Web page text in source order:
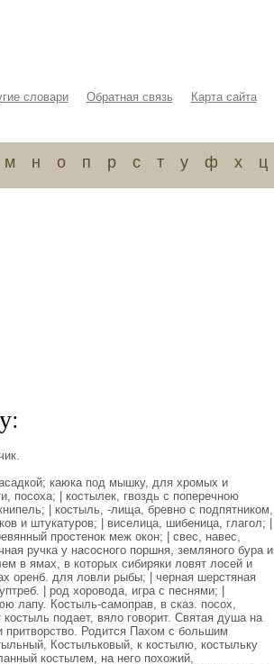
словари Обратная связь Карта сайта
м н о п р с т у ф х ц
каюка под мышку, для хромых и
посоха; | костылек, гвоздь с поперечною
| костыль, -лища, бревно с подпятником,
и штукатуров; | виселица, шибеница, глагол; |
простенок меж окон; | свес, навес,
ручка у насосного поршня, земляного бура и
в ямах, в которых сибиряки ловят лосей и
оренб. для ловли рыбы; | черная шерстяная
| род хоровода, игра с песнями; |
лапу. Костыль-самоправ, в сказ. посох,
подает, вяло говорит. Святая душа на
притворство. Родится Пахом с большим
Костыльковый, к костылю, костыльку
костылем, на него похожий,